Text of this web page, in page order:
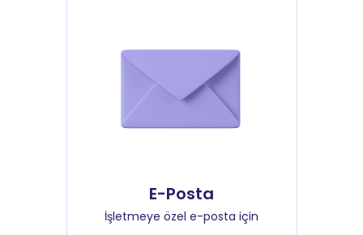
E-Posta
İşletmeye özel e-posta için